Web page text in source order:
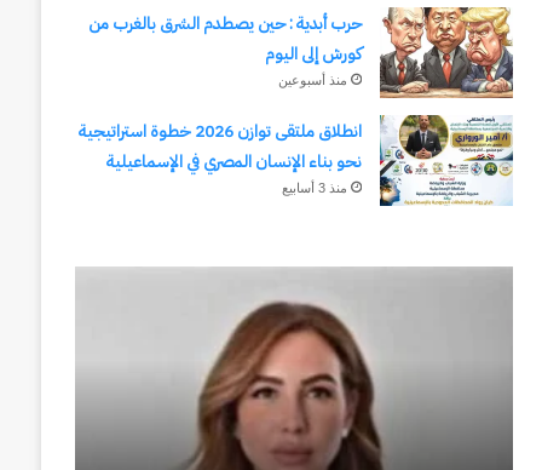
حرب أبدية : حين يصطدم الشرق بالغرب من
كورش إلى اليوم
منذ أسبوعين
انطلاق ملتقى توازن 2026 خطوة استراتيجية
نحو بناء الإنسان المصري في الإسماعيلية
منذ 3 أسابيع